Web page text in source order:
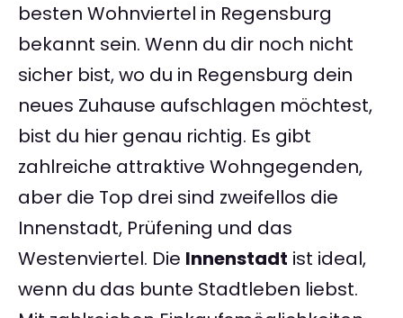
besten Wohnviertel in Regensburg
bekannt sein. Wenn du dir noch nicht
sicher bist, wo du in Regensburg dein
neues Zuhause aufschlagen möchtest,
bist du hier genau richtig. Es gibt
zahlreiche attraktive Wohngegenden,
aber die Top drei sind zweifellos die
Innenstadt, Prüfening und das
Westenviertel. Die Innenstadt ist ideal,
wenn du das bunte Stadtleben liebst.